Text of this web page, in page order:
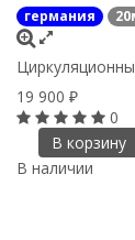
германия
19 900 ₽
0
В корзину
В наличии